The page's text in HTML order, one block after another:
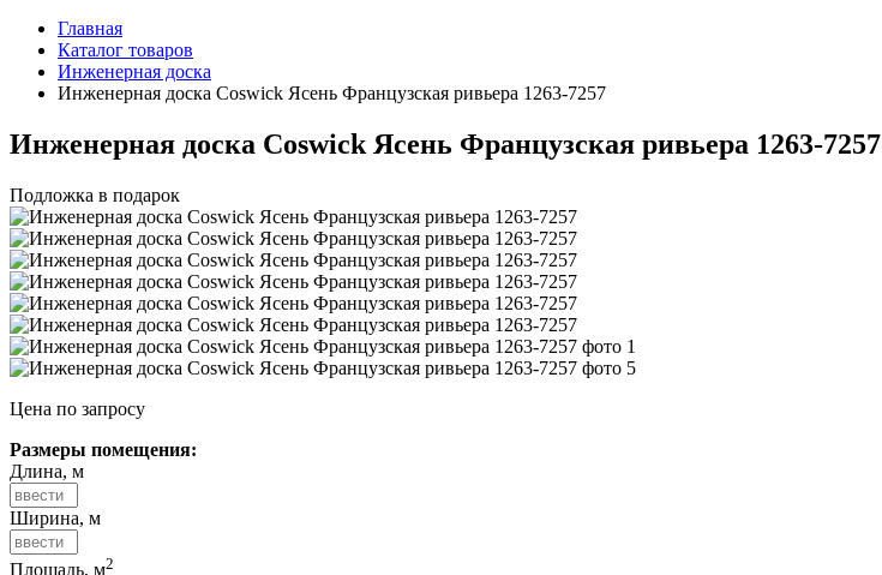
Главная
Каталог товаров
Инженерная доска
Инженерная доска Coswick Ясень Французская ривьера 1263-7257
Инженерная доска Coswick Ясень Французская ривьера 1263-7257
Подложка в подарок
Цена по запросу
Размеры помещения:
Длина, м
Ширина, м
Площадь, м2